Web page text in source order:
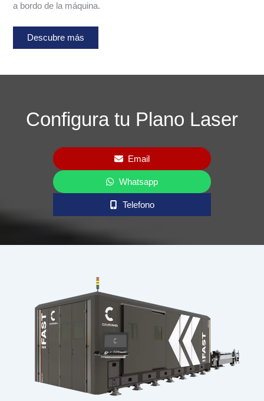
a bordo de la máquina.
Descubre más
Configura tu Plano Laser
Email
Whatsapp
Telefono